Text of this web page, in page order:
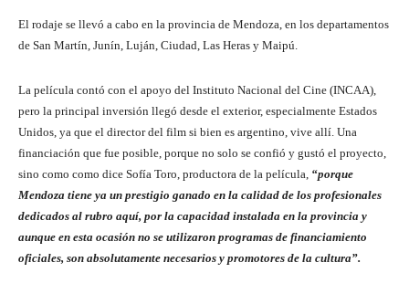
El rodaje se llevó a cabo en la provincia de Mendoza, en los departamentos
de San Martín, Junín, Luján, Ciudad, Las Heras y Maipú.
La película contó con el apoyo del Instituto Nacional del Cine (INCAA),
pero la principal inversión llegó desde el exterior, especialmente Estados
Unidos, ya que el director del film si bien es argentino, vive allí. Una
financiación que fue posible, porque no solo se confió y gustó el proyecto,
sino como como dice Sofía Toro, productora de la película, “porque
Mendoza tiene ya un prestigio ganado en la calidad de los profesionales
dedicados al rubro aquí, por la capacidad instalada en la provincia y
aunque en esta ocasión no se utilizaron programas de financiamiento
oficiales, son absolutamente necesarios y promotores de la cultura”.